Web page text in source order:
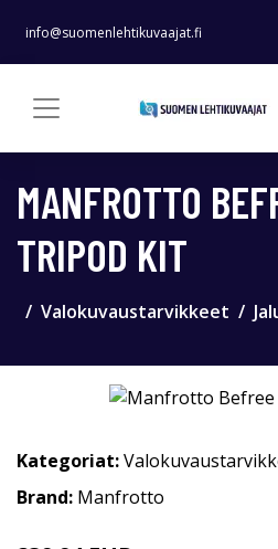
info@suomenlehtikuvaajat.fi
MANFROTTO
TRIPOD KIT
Valokuvaustarvikkeet
Kategoriat:
Brand: Manfrotto